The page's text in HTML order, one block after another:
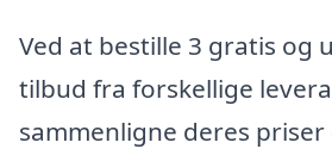
Ved at bestille 3 gratis og
tilbud fra forskellige
sammenligne deres priser